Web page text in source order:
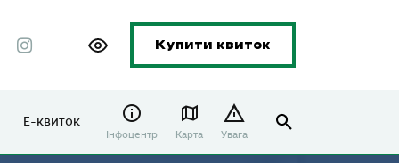
Купити квиток
Е-квиток
Інфоцентр Карта Увага